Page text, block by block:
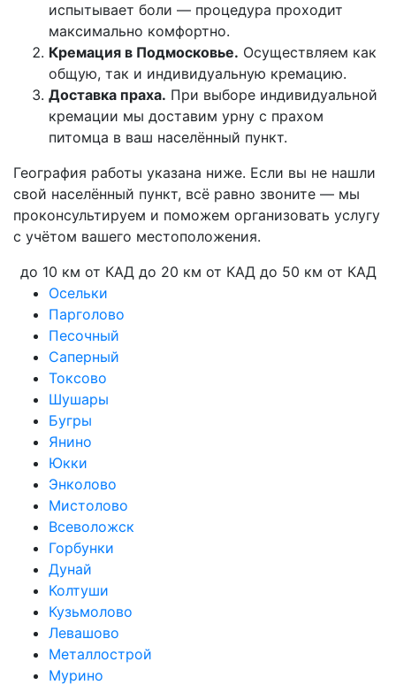
испытывает боли — процедура проходит
максимально комфортно.
Кремация в Подмосковье. Осуществляем как
общую, так и индивидуальную кремацию.
Доставка праха. При выборе индивидуальной
кремации мы доставим урну с прахом
питомца в ваш населённый пункт.
География работы указана ниже. Если вы не нашли
свой населённый пункт, всё равно звоните — мы
проконсультируем и поможем организовать услугу
с учётом вашего местоположения.
до 10 км от КАД до 20 км от КАД до 50 км от КАД
Осельки
Парголово
Песочный
Саперный
Токсово
Шушары
Бугры
Янино
Юкки
Энколово
Мистолово
Всеволожск
Горбунки
Дунай
Колтуши
Кузьмолово
Левашово
Металлострой
Мурино